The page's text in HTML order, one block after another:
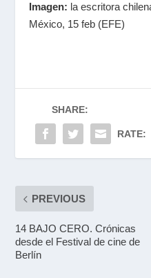
Imagen: la escritora
México, 15 feb (EFE)
SHARE:
RATE:
PREVIOUS
14 BAJO CERO. Crónicas
desde el Festival de cine de
Berlín